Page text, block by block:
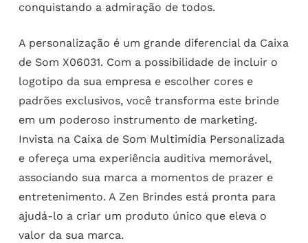
conquistando a admiração de todos.
A personalização é um grande diferencial da Caixa
de Som X06031. Com a possibilidade de incluir o
logotipo da sua empresa e escolher cores e
padrões exclusivos, você transforma este brinde
em um poderoso instrumento de marketing.
Invista na Caixa de Som Multimídia Personalizada
e ofereça uma experiência auditiva memorável,
associando sua marca a momentos de prazer e
entretenimento. A Zen Brindes está pronta para
ajudá-lo a criar um produto único que eleva o
valor da sua marca.